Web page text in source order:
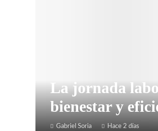
La jornada
bienestar y
Gabriel Soria Hace 2 días